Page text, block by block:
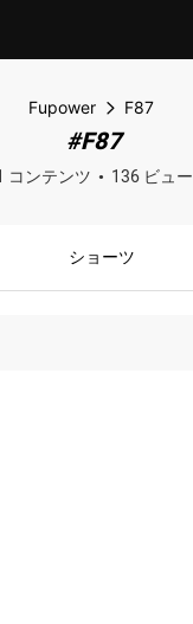
Fupower F87
#F87
コンテンツ 136 ビュー
ショーツ